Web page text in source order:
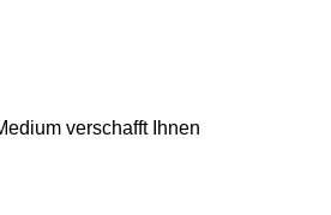
verschafft Ihnen